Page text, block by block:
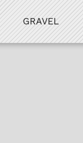
GRAVEL